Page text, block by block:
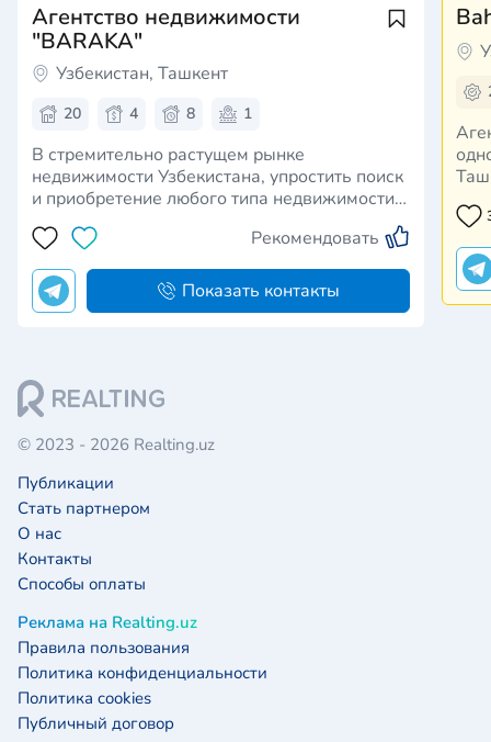
Агентство недвижимости
"BARAKA"
Узбекистан, Ташкент
20 4 8 1
В стремительно растущем рынке
недвижимости Узбекистана, упростить поиск
и приобретение любого типа недвижимости
для всех участников рынка крайне важна.
Вместе с тем, данная тенденция
Помимо того, что мы занимаемся поиском
недвижимости (как большинство привыкли
думать) мы также: …
Рекомендовать
Показать контакты
© 2023 - 2026 Realting.uz
Публикации
Стать партнером
О нас
Контакты
Способы оплаты
Реклама на Realting.uz
Правила пользования
Политика конфиденциальности
Политика cookies
Публичный договор